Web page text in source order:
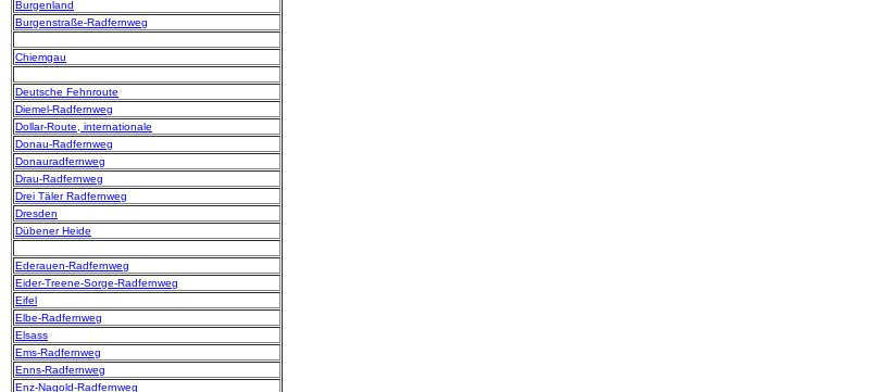
Burgenland
Burgenstraße-Radfernweg
Chiemgau
Deutsche Fehnroute
Diemel-Radfernweg
Dollar-Route, internationale
Donau-Radfernweg
Donauradfernweg
Drau-Radfernweg
Drei Täler Radfernweg
Dresden
Dübener Heide
Ederauen-Radfernweg
Eider-Treene-Sorge-Radfernweg
Eifel
Elbe-Radfernweg
Elsass
Ems-Radfernweg
Enns-Radfernweg
Enz-Nagold-Radfernweg